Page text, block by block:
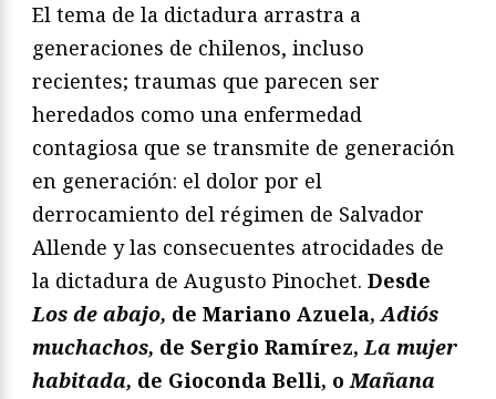
El tema de la dictadura arrastra a
generaciones de chilenos, incluso
recientes; traumas que parecen ser
heredados como una enfermedad
contagiosa que se transmite de generación
en generación: el dolor por el
derrocamiento del régimen de Salvador
Allende y las consecuentes atrocidades de
la dictadura de Augusto Pinochet. Desde
Los de abajo, de Mariano Azuela,Adiós
muchachos, de Sergio Ramírez,La mujer
habitada, de Gioconda Belli, oMañana